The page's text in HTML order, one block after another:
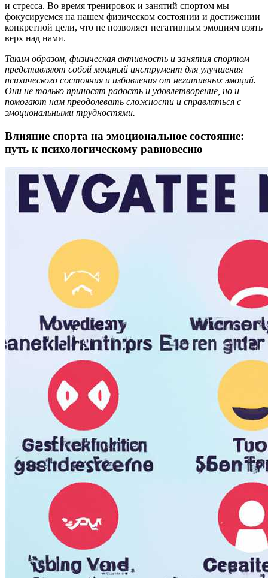
и стресса. Во время тренировок и занятий спортом мы
фокусируемся на нашем физическом состоянии и достижении
конкретной цели, что не позволяет негативным эмоциям взять
верх над нами.
Таким образом, физическая активность и занятия спортом
представляют собой мощный инструмент для улучшения
психического состояния и избавления от негативных эмоций.
Они не только приносят радость и удовлетворение, но и
помогают нам преодолевать сложности и справляться с
эмоциональными трудностями.
Влияние спорта на эмоциональное состояние:
путь к психологическому равновесию